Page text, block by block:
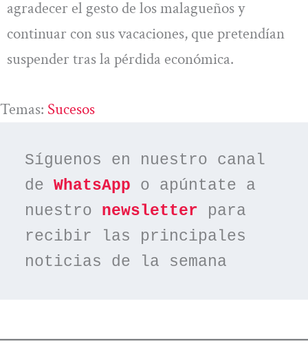
agradecer el gesto de los malagueños y
continuar con sus vacaciones, que pretendían
suspender tras la pérdida económica.
Temas: Sucesos
Síguenos en nuestro canal
de WhatsApp o apúntate a
nuestro newsletter para
recibir las principales
noticias de la semana